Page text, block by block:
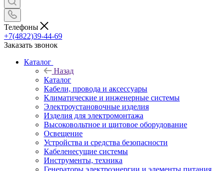
Телефоны
+7(4822)39-44-69
Заказать звонок
Каталог
Назад
Каталог
Кабели, провода и аксессуары
Климатические и инженерные системы
Электроустановочные изделия
Изделия для электромонтажа
Высоковольтное и щитовое оборудование
Освещение
Устройства и средства безопасности
Кабеленесущие системы
Инструменты, техника
Генераторы электроэнергии и элементы питания